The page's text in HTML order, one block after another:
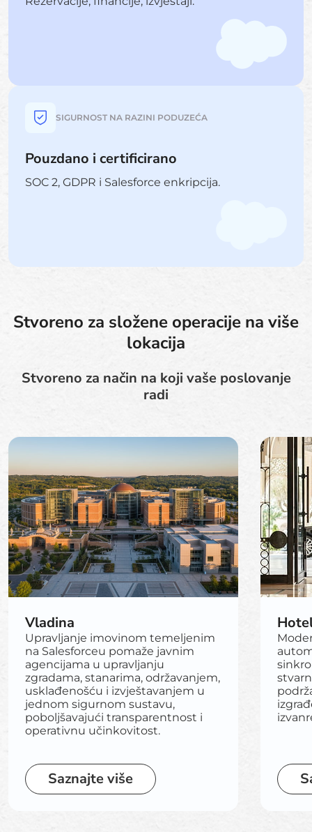
SIGURNOST NA RAZINI PODUZEĆA
Pouzdano i certificirano
SOC 2, GDPR i Salesforce enkripcija.
Stvoreno za složene operacije na više
lokacija
Stvoreno za način na koji vaše poslovanje
radi
Vladina
Upravljanje imovinom temeljenim
na Salesforceu pomaže javnim
agencijama u upravljanju
zgradama, stanarima, održavanjem,
usklađenošću i izvještavanjem u
jednom sigurnom sustavu,
poboljšavajući transparentnost i
operativnu učinkovitost.
Saznajte više